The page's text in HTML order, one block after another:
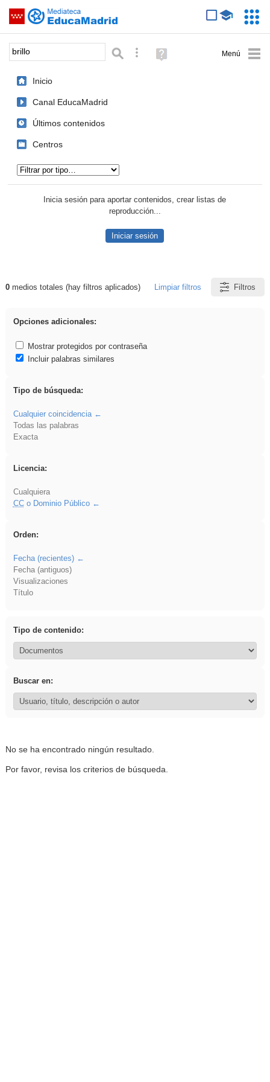
Saltar navegación
Palabra o frase: Búsqueda avanzada
Ayuda
(en
Inicio
Canal EducaMadrid
Últimos contenidos
Centros
Inicia sesión para aportar contenidos, crear listas de
reproducción...
Iniciar sesión
Resultados de: brillo
0medios totales (hay filtros aplicados) Limpiar filtros Filtros
Opciones adicionales:
Mostrar protegidos por contraseña
Incluir palabras similares
Tipo de búsqueda:
Cualquier coincidencia
Todas las palabras
Exacta
Licencia:
Cualquiera
CCo Dominio Público
Orden:
Fecha (recientes)
Fecha (antiguos)
Visualizaciones
Título
Tipo de contenido:
Buscar en:
No se ha encontrado ningún resultado.
Por favor, revisa los criterios de búsqueda.